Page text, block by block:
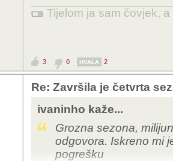
Tijelom ja sam čovjek,
3 0 HVALA 2
Re: Završila je četvrta
ivaninho kaže...
Grozna sezona,
odgovora. Iskreno mi
pogrešku